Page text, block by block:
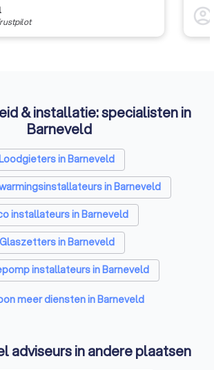
fabrikanten van
staan voor een
en het aantal
U koopt dan met
strikte
voorwaarden.
account_circle
& installatie: specialisten in
Barneveld
in Barneveld
in Barneveld
installateurs in Barneveld
Glaszetters in Barneveld
installateurs in Barneveld
specialisten in Barneveld
installateurs in Barneveld
meer diensten in Barneveld
adviseurs in andere plaatsen